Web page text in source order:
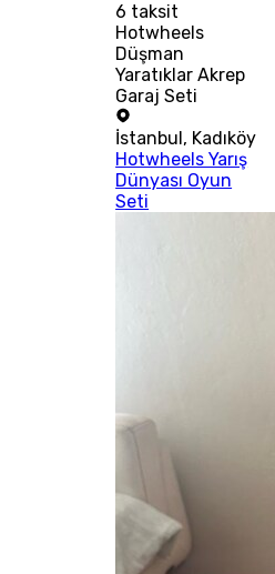
6 taksit
Hotwheels
Düşman
Yaratıklar Akrep
Garaj Seti
İstanbul , Kadıköy
Hotwheels Yarış
Dünyası Oyun
Seti